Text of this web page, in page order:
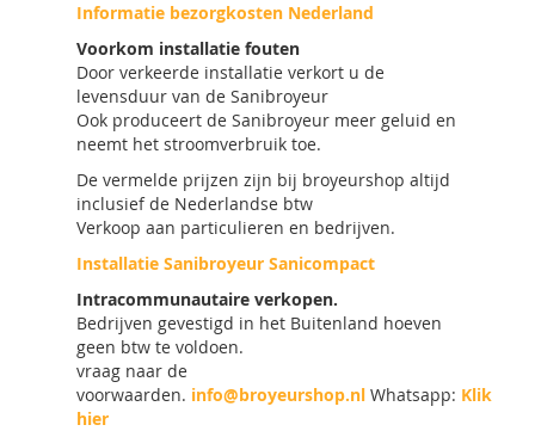
Informatie bezorgkosten Nederland
Voorkom installatie fouten
Door verkeerde installatie verkort u de
levensduur van de Sanibroyeur
Ook produceert de Sanibroyeur meer geluid en
neemt het stroomverbruik toe.
De vermelde prijzen zijn bij broyeurshop altijd
inclusief de Nederlandse btw
Verkoop aan particulieren en bedrijven.
Installatie Sanibroyeur Sanicompact
Intracommunautaire verkopen.
Bedrijven gevestigd in het Buitenland hoeven
geen btw te voldoen.
vraag naar de
voorwaarden. info@broyeurshop.nl Whatsapp: Klik
hier